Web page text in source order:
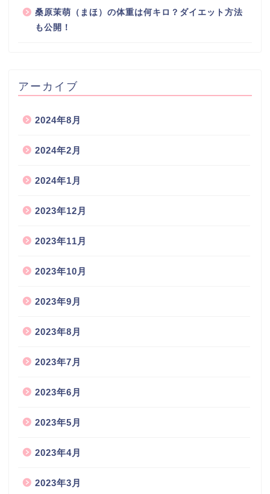
桑原茉萌（まほ）の体重は何キロ？ダイエット方法
も公開！
アーカイブ
2024年8月
2024年2月
2024年1月
2023年12月
2023年11月
2023年10月
2023年9月
2023年8月
2023年7月
2023年6月
2023年5月
2023年4月
2023年3月